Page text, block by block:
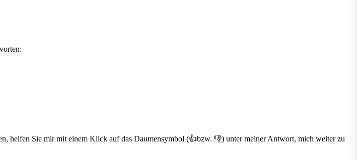
helfen Sie mir mit einem Klick auf das Daumensymbol (👍bzw. 👎) unter meiner Antwort, mich weiter zu